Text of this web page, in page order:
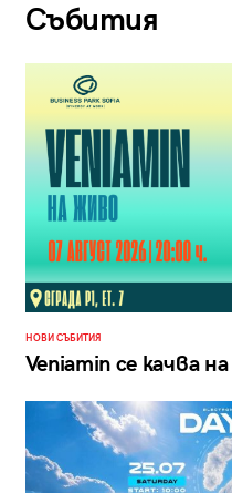
Събития
НОВИ СЪБИТИЯ
Veniamin се качва